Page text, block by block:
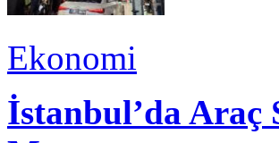
Ekonomi
İstanbul’da